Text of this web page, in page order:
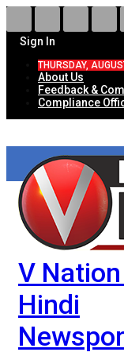
Sign In
THURSDAY,
About Us
Feedback &
Compliance
V
Hindi